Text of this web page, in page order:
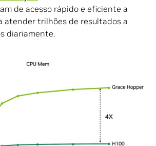
de acesso rápido e eficiente a
atender trilhões de resultados a
diariamente.